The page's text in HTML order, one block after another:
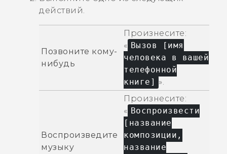
действий.
Позвоните кому-
нибудь
Произнесите:
« Вызов [имя
человека в вашей
телефонной
книге]
».
Воспроизведите
музыку
Произнесите:
« Воспроизвести
[название
композиции,
название